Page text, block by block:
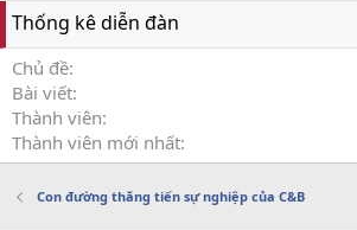
Thống kê diễn đàn
Chủ đề
Bài viết
Thành viên
Thành viên mới nhất
Con đường thăng tiến sự nghiệp của C&B